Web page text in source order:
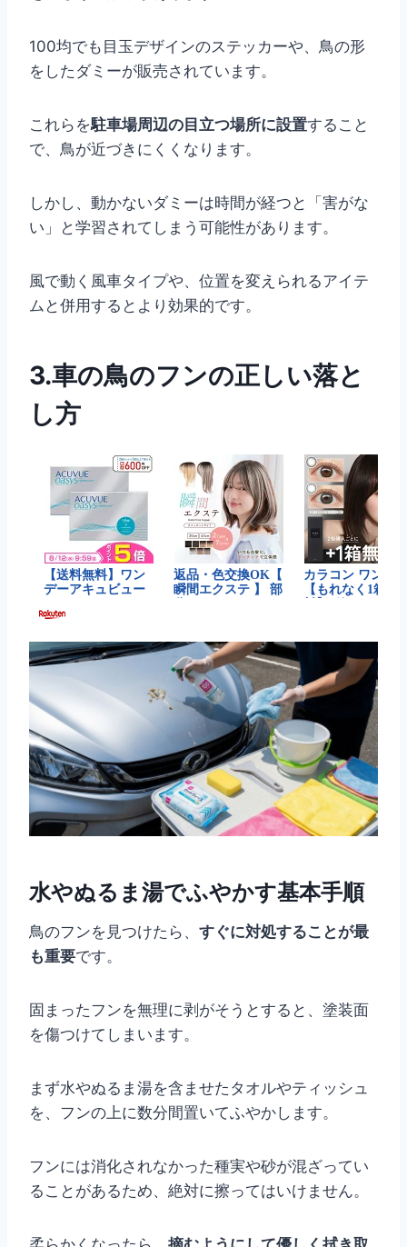
100均でも目玉デザインのステッカーや、鳥の形
をしたダミーが販売されています。
これらを駐車場周辺の目立つ場所に設置すること
で、鳥が近づきにくくなります。
しかし、動かないダミーは時間が経つと「害がな
い」と学習されてしまう可能性があります。
風で動く風車タイプや、位置を変えられるアイテ
ムと併用するとより効果的です。
3.車の鳥のフンの正しい落と
し方
水やぬるま湯でふやかす基本手順
鳥のフンを見つけたら、 すぐに対処することが最
も重要です。
固まったフンを無理に剥がそうとすると、塗装面
を傷つけてしまいます。
まず水やぬるま湯を含ませたタオルやティッシュ
を、フンの上に数分間置いてふやかします。
フンには消化されなかった種実や砂が混ざってい
ることがあるため、絶対に擦ってはいけません。